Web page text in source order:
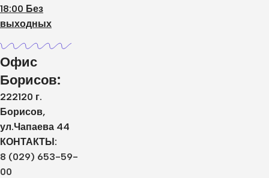
18:00 Без
выходных
Офис
Борисов:
222120 г.
Борисов,
ул.Чапаева 44
КОНТАКТЫ:
8 (029) 653-59-
00